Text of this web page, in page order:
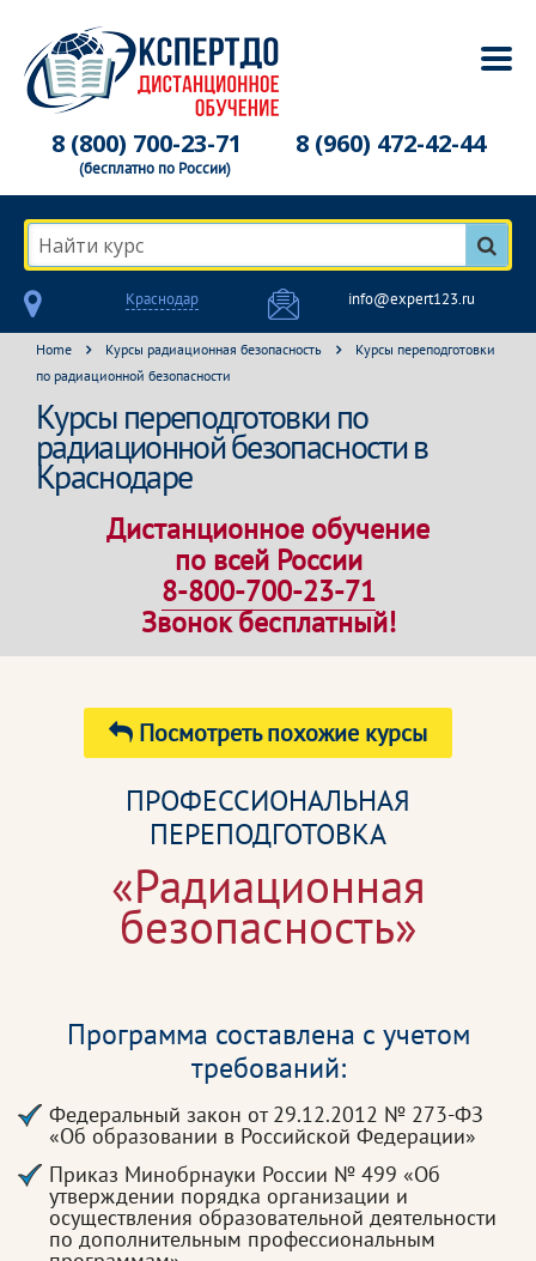
8 (800) 700-23-71
(бесплатно по России)
8 (960) 472-42-44
Найти курс
Краснодар info@expert123.ru
Home Курсы радиационная безопасность
Курсы переподготовки
по радиационной безопасности
Курсы переподготовки по
радиационной безопасности в
Краснодаре
Дистанционное обучение
по всей России
8-800-700-23-71
Звонок бесплатный!
Посмотреть похожие курсы
ПРОФЕССИОНАЛЬНАЯ
ПЕРЕПОДГОТОВКА
«Радиационная
безопасность»
Программа составлена с учетом
требований:
Федеральный закон от 29.12.2012 № 273-ФЗ
«Об образовании в Российской Федерации»
Приказ Минобрнауки России № 499 «Об
утверждении порядка организации и
осуществления образовательной деятельности
по дополнительным профессиональным